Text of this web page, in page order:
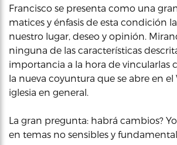
Francisco se presenta como una
matices y énfasis de esta condición
nuestro lugar, deseo y opinión.
ninguna de las características
importancia a la hora de vincularlas
la nueva coyuntura que se abre en el
iglesia en general.
La gran pregunta: habrá cambios?
en temas no sensibles y